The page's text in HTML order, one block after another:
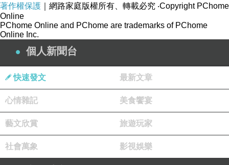
易因小事而情緒失控。
從創造力的角度來看，快速動眼期也扮演關鍵角色。許多靈感
與新想法，正是在這種半清醒、半夢境的狀態中誕生。當大腦
暫時脫離邏輯限制，反而更容易產生跨領域的連結，這也是不
少創作者特別重視睡眠品質的原因。
五、快速動眼期不足對日常生活的長期
影響
當快速動眼期長期不足，影響往往不是立刻顯現，而是逐漸累
著作權保護 ｜網路家庭版權所有、轉載必究 ‧Copyright PChome
Online
PChome Online and PChome are trademarks of PChome
Online Inc.
個人新聞台
快速發文 最新文章
心情雜記 美食饗宴
藝文欣賞 旅遊玩家
社會萬象 影視娛樂